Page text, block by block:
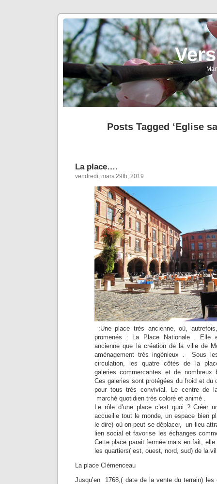
Posts Tagged ‘Eglise
La place….
vendredi, mars 29th, 2019
:Une place très ancienne, où,
promenés : La Place Nationale . Elle
ancienne que la création de la ville de
aménagement très ingénieux . Sous
circulation, les quatre côtés de la
galeries commercantes et de nombreux
Ces galeries sont protégées du froid et du
pour tous très convivial. Le centre de
marché quotidien très coloré et animé .
Le rôle d’une place c’est quoi ? Créer
accueille tout le monde, un espace bien
le dire) où on peut se déplacer, un lieu
lien social et favorise les échanges
Cette place parait fermée mais en fait,
les quartiers( est, ouest, nord, sud) de la
La place Clémenceau
Jusqu’en 1768,( date de la vente du terrain) les